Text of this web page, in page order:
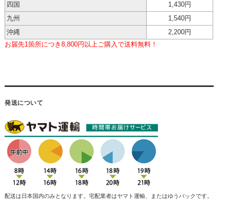
四国
1,430円
九州
1,540円
沖縄
2,200円
お届先1箇所につき8,800円以上ご購入で送料無料！
発送について
配送は日本国内のみとなります。宅配業者はヤマト運輸、またはゆうパックです。